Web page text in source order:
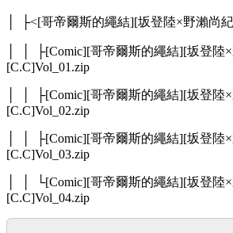
│ ├<[哥帝爾斯的繩結][坂登陸×野瀨尚
│ │ ├[Comic][哥帝爾斯的繩結][坂登陸
[C.C]Vol_01.zip
│ │ ├[Comic][哥帝爾斯的繩結][坂登陸
[C.C]Vol_02.zip
│ │ ├[Comic][哥帝爾斯的繩結][坂登陸
[C.C]Vol_03.zip
│ │ └[Comic][哥帝爾斯的繩結][坂登陸
[C.C]Vol_04.zip